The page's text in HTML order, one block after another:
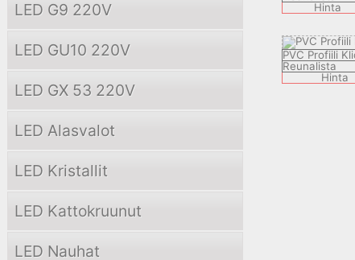
LED G9 220V
LED GU10 220V
LED GX 53 220V
LED Alasvalot
LED Kristallit
LED Kattokruunut
LED Nauhat
Hinta
PVC Profiili
Reunalista
Hinta